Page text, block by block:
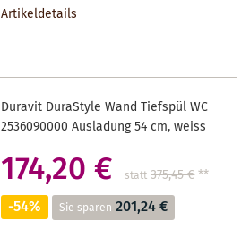
Artikeldetails
Duravit DuraStyle Wand Tiefspül WC
2536090000 Ausladung 54 cm, weiss
174,20 € statt 375,45 €**
-54% Sie sparen 201,24 €